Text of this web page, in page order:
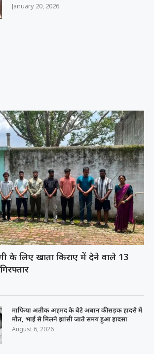
January 20, 2026
के लिए खाता किराए में देने वाले 13
माफिया अतीक अहमद के बेटे अबान की सड़क हादसे में
मौत, भाई से मिलने झांसी जाते समय हुआ हादसा
August 6, 2026